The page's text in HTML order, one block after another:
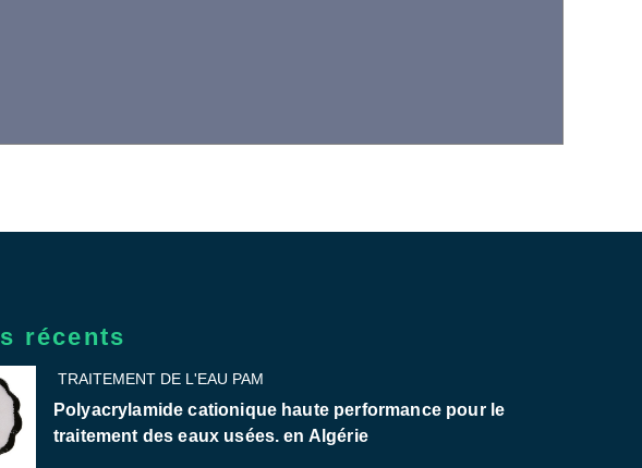
récents
TRAITEMENT DE L'EAU PAM
Polyacrylamide cationique haute performance pour le
traitement des eaux usées. en Algérie